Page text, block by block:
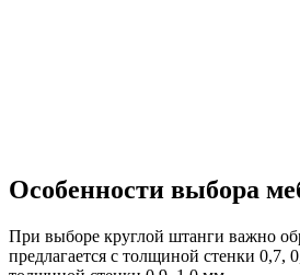
Особенности выбора
При выборе круглой штанги важно
предлагается с толщиной стенки